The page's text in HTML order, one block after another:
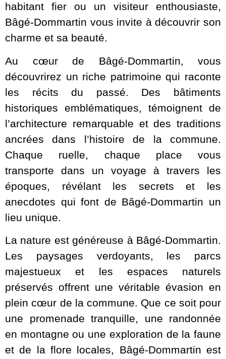
habitant fier ou un visiteur enthousiaste,
Bâgé-Dommartin vous invite à découvrir son
charme et sa beauté.
Au cœur de Bâgé-Dommartin, vous
découvrirez un riche patrimoine qui raconte
les récits du passé. Des bâtiments
historiques emblématiques, témoignent de
l’architecture remarquable et des traditions
ancrées dans l’histoire de la commune.
Chaque ruelle, chaque place vous
transporte dans un voyage à travers les
époques, révélant les secrets et les
anecdotes qui font de Bâgé-Dommartin un
lieu unique.
La nature est généreuse à Bâgé-Dommartin.
Les paysages verdoyants, les parcs
majestueux et les espaces naturels
préservés offrent une véritable évasion en
plein cœur de la commune. Que ce soit pour
une promenade tranquille, une randonnée
en montagne ou une exploration de la faune
et de la flore locales, Bâgé-Dommartin est